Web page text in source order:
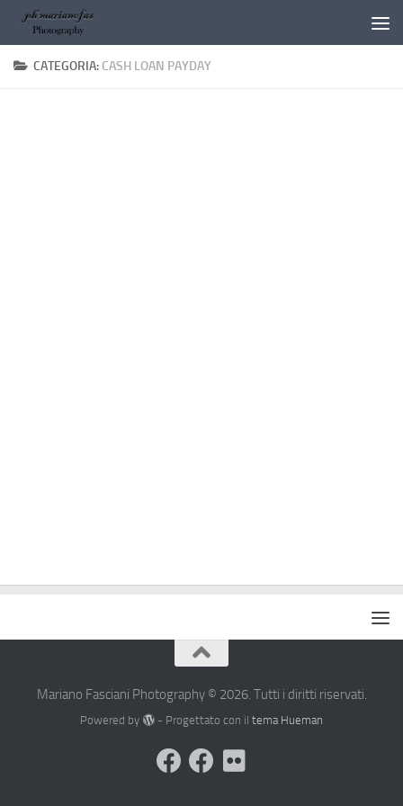
Salta al contenuto
CATEGORIA: CASH LOAN PAYDAY
Mariano Fasciani Photography © 2026. Tutti i diritti riservati.
Powered by - Progettato con il tema Hueman